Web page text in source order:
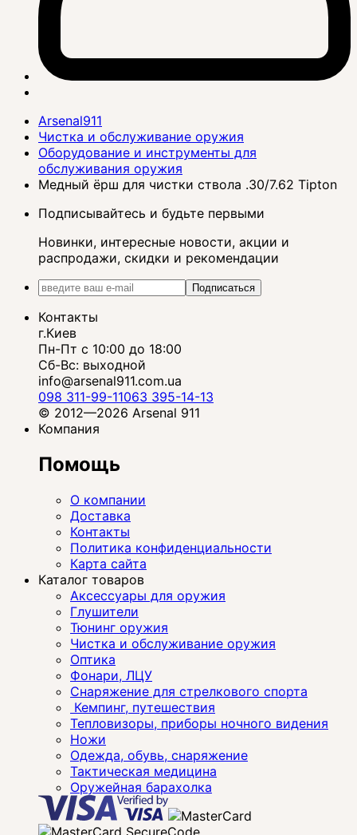
Arsenal911
Чистка и обслуживание оружия
Оборудование и инструменты для
обслуживания оружия
Медный ёрш для чистки ствола .30/7.62 Tipton
Подписывайтесь и будьте первыми
Новинки, интересные новости, акции и
распродажи, скидки и рекомендации
Подписаться
Контакты
г.Киев
Пн-Пт с 10:00 до 18:00
Сб-Вс: выходной
info@arsenal911.com.ua
098 311-99-11063 395-14-13
© 2012—2026 Arsenal 911
Компания
Помощь
О компании
Доставка
Контакты
Политика конфиденциальности
Карта сайта
Каталог товаров
Аксессуары для оружия
Глушители
Тюнинг оружия
Чистка и обслуживание оружия
Оптика
Фонари, ЛЦУ
Снаряжение для стрелкового спорта
Кемпинг, путешествия
Тепловизоры, приборы ночного видения
Ножи
Одежда, обувь, снаряжение
Тактическая медицина
Оружейная барахолка